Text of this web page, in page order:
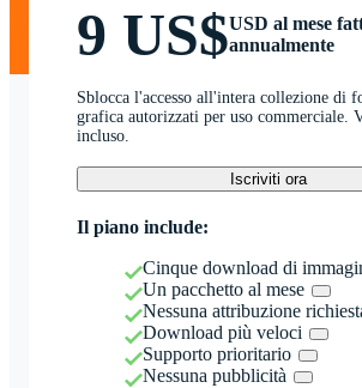
9 US$USD al mese
annualmente
Sblocca l'accesso all'intera collezione di
grafica autorizzati per uso commerciale.
incluso.
Iscriviti ora
Il piano include:
Cinque download di
Un pacchetto al mese
Nessuna attribuzione
Download più veloci
Supporto prioritario
Nessuna pubblicità